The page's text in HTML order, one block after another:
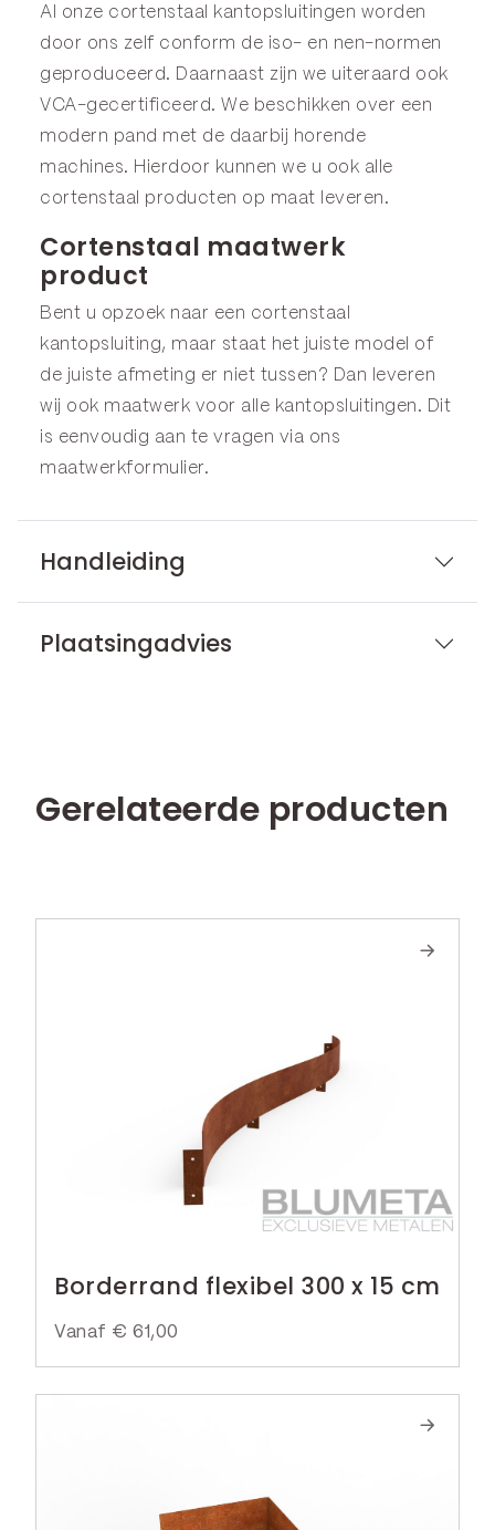
Al onze cortenstaal kantopsluitingen worden
door ons zelf conform de iso- en nen-normen
geproduceerd. Daarnaast zijn we uiteraard ook
VCA-gecertificeerd. We beschikken over een
modern pand met de daarbij horende
machines. Hierdoor kunnen we u ook alle
cortenstaal producten op maat leveren.
Cortenstaal maatwerk
product
Bent u opzoek naar een cortenstaal
kantopsluiting, maar staat het juiste model of
de juiste afmeting er niet tussen? Dan leveren
wij ook maatwerk voor alle kantopsluitingen. Dit
is eenvoudig aan te vragen via ons
maatwerkformulier.
Handleiding
Plaatsingadvies
Gerelateerde producten
Borderrand flexibel 300 x 15 cm
Vanaf € 61,00